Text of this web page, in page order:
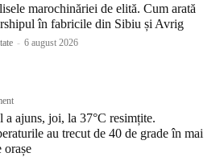
marochinăriei de elită. Cum arată
în fabricile din Sibiu și Avrig
- 6 august 2026
a ajuns, joi, la 37°C resimțite.
au trecut de 40 de grade în mai
orașe